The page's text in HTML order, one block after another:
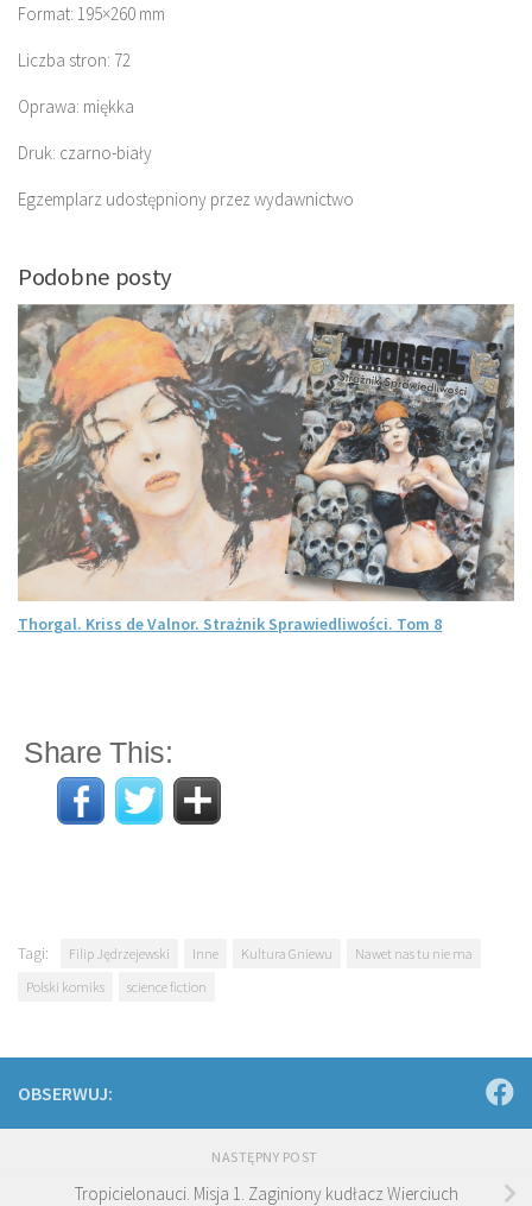
Format: 195×260 mm
Liczba stron: 72
Oprawa: miękka
Druk: czarno-biały
Egzemplarz udostępniony przez wydawnictwo
Podobne posty
Thorgal. Kriss de Valnor. Strażnik Sprawiedliwości. Tom 8
Share This:
Tagi: Filip Jędrzejewski Inne Kultura Gniewu
Nawet nas tu nie ma
Polski komiks
science fiction
OBSERWUJ:
NASTĘPNY POST
Tropicielonauci. Misja 1. Zaginiony kudłacz Wierciuch